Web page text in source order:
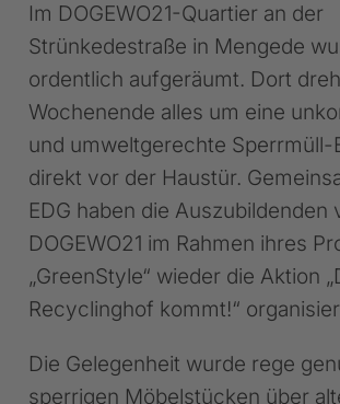
Im DOGEWO21-Quartier an der
Strünkedestraße in Mengede
ordentlich aufgeräumt. Dort
Wochenende alles um eine
und umweltgerechte Sperrmüll-
direkt vor der Haustür.
EDG haben die Auszubildenden
DOGEWO21 im Rahmen ihres
„GreenStyle“ wieder die Aktion
Recyclinghof kommt!“
Die Gelegenheit wurde rege
sperrigen Möbelstücken über